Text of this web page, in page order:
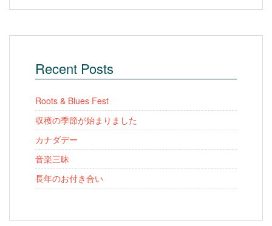
Recent Posts
Roots & Blues Fest
収穫の季節が始まりました
カナダデー
音楽三昧
長年のお付き合い